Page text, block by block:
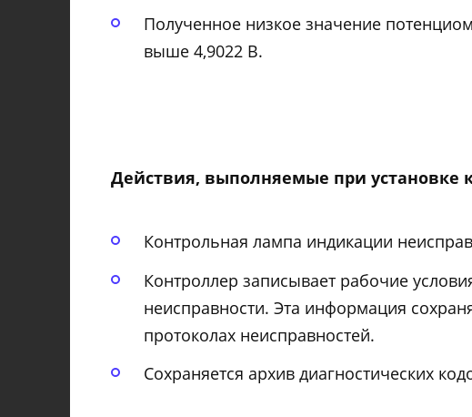
Полученное низкое значение
выше 4,9022 В.
Действия, выполняемые при установке
Контрольная лампа индикации
Контроллер записывает рабочие
неисправности. Эта информация
протоколах неисправностей.
Сохраняется архив диагностических